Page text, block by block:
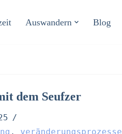
Auswandern Blog
dem Seufzer
, veränderungsprozesse